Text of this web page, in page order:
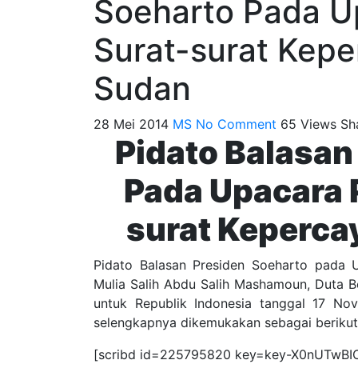
Soeharto Pada
Surat-surat
Sudan
28 Mei 2014 MS No Comment 65 Views
Pidato
Pada
surat
Pidato Balasan Presiden Soeharto pada
Mulia Salih Abdu Salih Mashamoun, Duta
untuk Republik Indonesia tanggal 17
selengkapnya dikemukakan sebagai
[scribd id=225795820 key=key-